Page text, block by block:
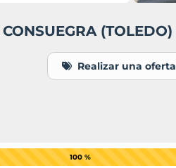
(TOLEDO)
Realizar una oferta
100 %